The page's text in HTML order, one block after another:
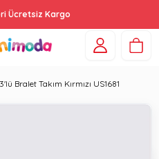
Ücretsiz Kargo
Bralet Takım Kırmızı US1681